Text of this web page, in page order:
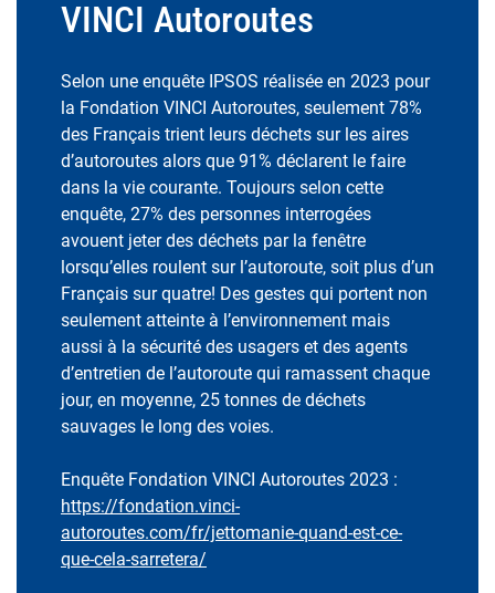
VINCI Autoroutes
Selon une enquête IPSOS réalisée en 2023 pour
la Fondation VINCI Autoroutes, seulement 78%
des Français trient leurs déchets sur les aires
d’autoroutes alors que 91% déclarent le faire
dans la vie courante. Toujours selon cette
enquête, 27% des personnes interrogées
avouent jeter des déchets par la fenêtre
lorsqu’elles roulent sur l’autoroute, soit plus d’un
Français sur quatre! Des gestes qui portent non
seulement atteinte à l’environnement mais
aussi à la sécurité des usagers et des agents
d’entretien de l’autoroute qui ramassent chaque
jour, en moyenne, 25 tonnes de déchets
sauvages le long des voies.
Enquête Fondation VINCI Autoroutes 2023 :
https://fondation.vinci-
autoroutes.com/fr/jettomanie-quand-est-ce-
que-cela-sarretera/